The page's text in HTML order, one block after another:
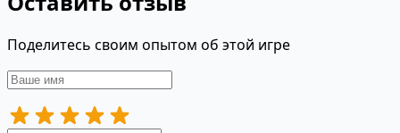
Поделитесь своим опытом об этой игре